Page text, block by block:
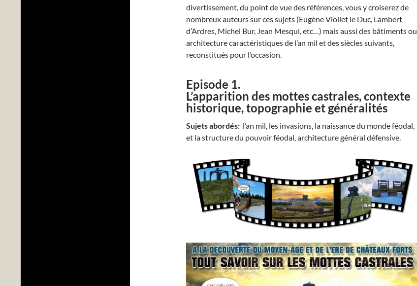
divertissement, du point de vue des références, vous y croiserez de
nombreux auteurs sur ces sujets (Eugène Viollet le Duc, Lambert
d’Ardres, Michel Bur, Jean Mesqui, etc…) mais aussi des bâtiments ou
architecture caractéristiques de l’an mil et des siècles suivants,
reconstitués pour l’occasion.
Episode 1.
L’apparition des mottes castrales, contexte
historique, topographie et généralités
Sujets abordés: l’an mil, les invasions, la naissance du monde féodal,
et la structure du pouvoir féodal, architecture général défensive.